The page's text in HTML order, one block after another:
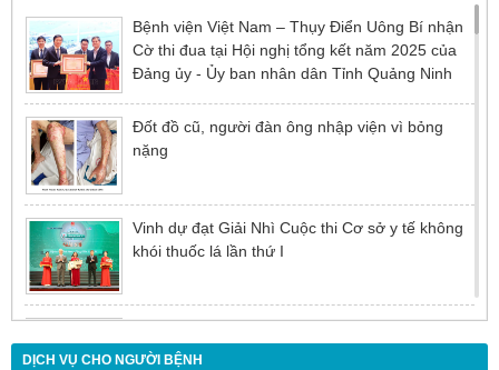
Bệnh viện Việt Nam – Thụy Điển Uông Bí nhận
Cờ thi đua tại Hội nghị tổng kết năm 2025 của
Đảng ủy - Ủy ban nhân dân Tỉnh Quảng Ninh
Đốt đồ cũ, người đàn ông nhập viện vì bỏng
nặng
Vinh dự đạt Giải Nhì Cuộc thi Cơ sở y tế không
khói thuốc lá lần thứ I
chậm trễ
DỊCH VỤ CHO NGƯỜI BỆNH